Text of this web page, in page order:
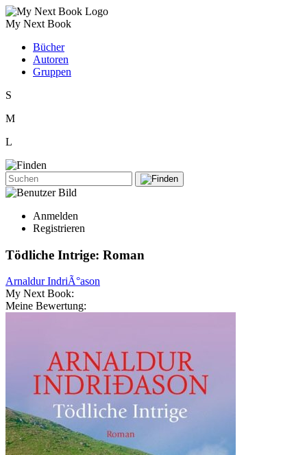
My Next Book
Bücher
Autoren
Gruppen
S
M
L
Anmelden
Registrieren
Tödliche Intrige: Roman
Arnaldur IndriÃ°ason
My Next Book:
Meine Bewertung: